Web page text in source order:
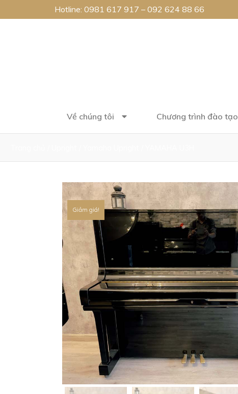
Hotline: 0981 617 917 – 092 624 88 66
Về chúng tôi Chương trình đào tạo
Giảm giá!